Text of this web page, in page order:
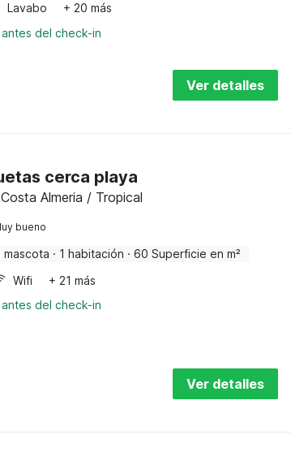
Lavabo
+ 20 más
del check-in
Ver detalles
cerca playa
Almeria / Tropical
bueno
mascota · 1 habitación · 60 Superficie en m²
Wifi
+ 21 más
del check-in
Ver detalles